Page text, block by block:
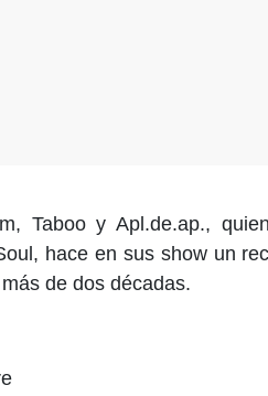
Taboo y Apl.de.ap.,
hace en sus show un
de dos décadas.